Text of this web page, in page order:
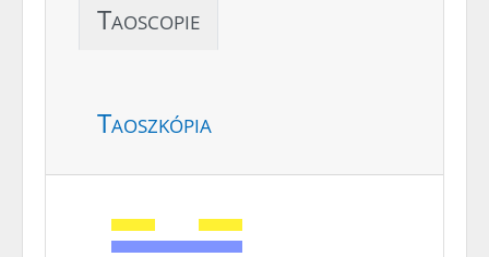
Taoscopie
Taoszkópia